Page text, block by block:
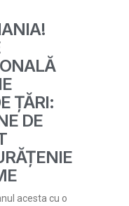
ȚĂRI:
DE
acesta cu o